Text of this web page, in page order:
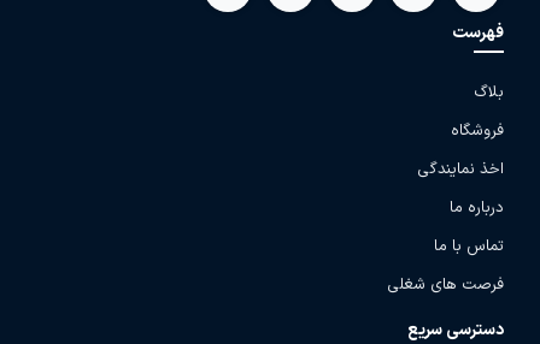
فهرست
بلاگ
فروشگاه
اخذ نمایندگی
درباره ما
تماس با ما
فرصت های شغلی
دسترسی سریع